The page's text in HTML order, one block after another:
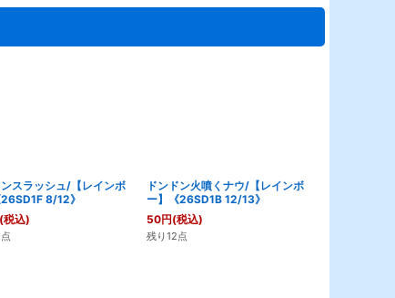
スラッシュ/【レインボ
8/12》
(税込)
ドンドン火噴くナウ/【レインボ
ー】《26SD1B 12/13》
50円(税込)
残り12点